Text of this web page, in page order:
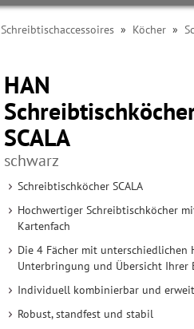
Schreibtischaccessoires » Köcher »
HAN
SCALA
schwarz
Schreibtischköcher SCALA
Hochwertiger Schreibtischköcher
Kartenfach
Die 4 Fächer mit
Unterbringung und Übersicht Ihrer
Individuell kombinierbar und
Robust, standfest und stabil